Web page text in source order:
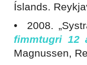
Íslands.
• 2008.
fimmtugri 12
Magnussen,